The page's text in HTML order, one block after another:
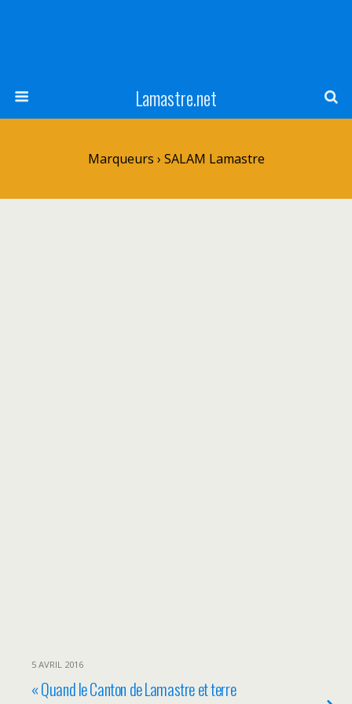
Lamastre.net
Marqueurs › SALAM Lamastre
5 AVRIL 2016
« Quand le Canton de Lamastre et terre